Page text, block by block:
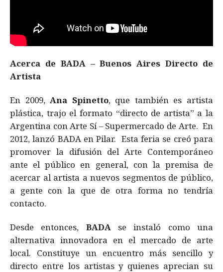
Acerca de BADA – Buenos Aires Directo de
Artista
En 2009,Ana Spinetto, que también es artista
plástica, trajo el formato “directo de artista” a la
Argentina con Arte Sí – Supermercado de Arte. En
2012, lanzó BADA en Pilar. Esta feria se creó para
promover la difusión del Arte Contemporáneo
ante el público en general, con la premisa de
acercar al artista a nuevos segmentos de público,
a gente con la que de otra forma no tendría
contacto.
Desde entonces, BADAse instaló como una
alternativa innovadora en el mercado de arte
local. Constituye un encuentro más sencillo y
directo entre los artistas y quienes aprecian su